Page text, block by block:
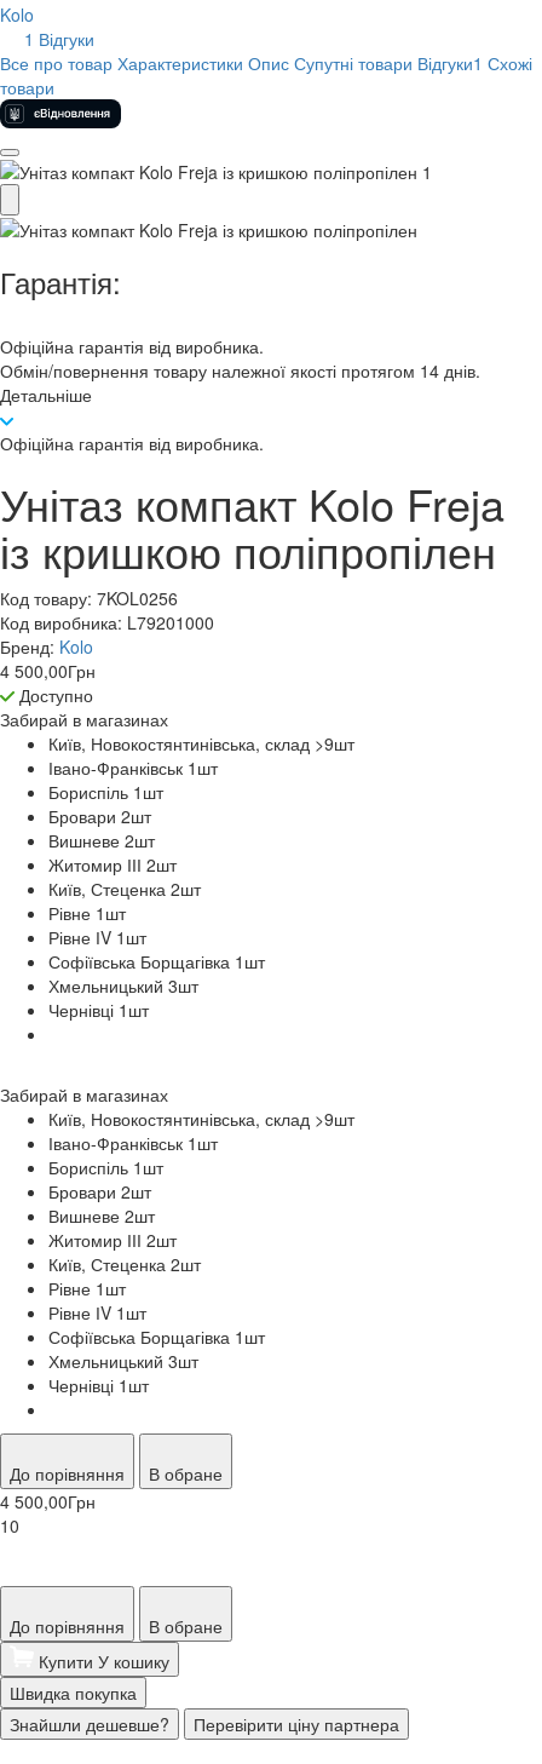
Kolo
1 Відгуки
Все про товар Характеристики Опис Супутні товари Відгуки1 Схожі
товари
Гарантія:
Офіційна гарантія від виробника.
Обмін/повернення товару належної якості протягом 14 днів.
Детальніше
Офіційна гарантія від виробника.
Унітаз компакт Kolo Freja
із кришкою поліпропілен
Код товару: 7KOL0256
Код виробника: L79201000
Бренд: Kolo
4 500,00Грн
Доступно
Забирай в магазинах
Київ, Новокостянтинівська, склад >9шт
Івано-Франківськ 1 шт
Бориспіль 1 шт
Бровари 2шт
Вишневе 2шт
Житомир ІІІ 2шт
Київ, Стеценка 2шт
Рівне 1 шт
Рівне ІV 1 шт
Софіївська Борщагівка 1 шт
Хмельницький 3шт
Чернівці 1 шт
Забирай в магазинах
Київ, Новокостянтинівська, склад >9шт
Івано-Франківськ 1 шт
Бориспіль 1 шт
Бровари 2шт
Вишневе 2шт
Житомир ІІІ 2шт
Київ, Стеценка 2шт
Рівне 1 шт
Рівне ІV 1 шт
Софіївська Борщагівка 1 шт
Хмельницький 3шт
Чернівці 1 шт
До порівняння
В обране
4 500,00Грн
10
До порівняння
В обране
Купити У кошику
Швидка покупка
Знайшли дешевше?
Перевірити ціну партнера